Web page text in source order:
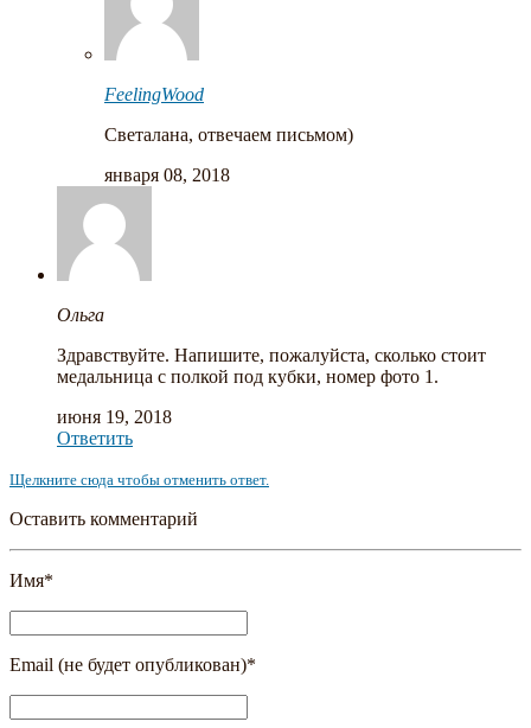
FeelingWood
Светалана, отвечаем письмом)
января 08, 2018
Ольга
Здравствуйте. Напишите, пожалуйста, сколько стоит
медальница с полкой под кубки, номер фото 1.
июня 19, 2018
Ответить
Щелкните сюда чтобы отменить ответ.
Оставить комментарий
Имя*
Email (не будет опубликован)*